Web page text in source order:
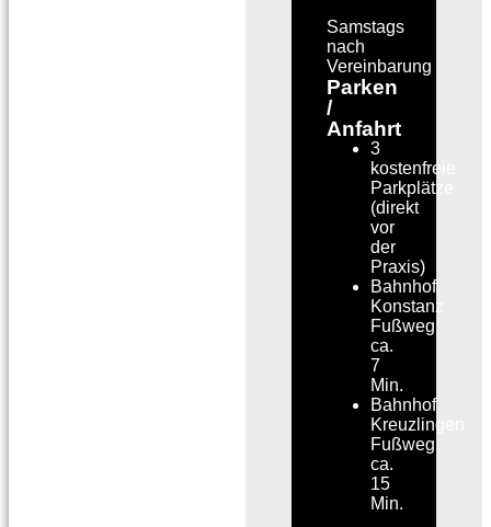
Samstags
nach
Vereinbarung
Parken
/
Anfahrt
3
kostenfreie
Parkplätze
(direkt
vor
der
Praxis)
Bahnhof
Konstanz
Fußweg
ca.
7
Min.
Bahnhof
Kreuzlingen
Fußweg
ca.
15
Min.